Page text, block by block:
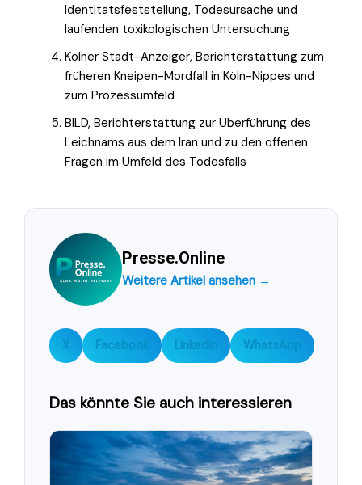
Identitätsfeststellung, Todesursache und
laufenden toxikologischen Untersuchung
Kölner Stadt-Anzeiger, Berichterstattung zum
früheren Kneipen-Mordfall in Köln-Nippes und
zum Prozessumfeld
BILD, Berichterstattung zur Überführung des
Leichnams aus dem Iran und zu den offenen
Fragen im Umfeld des Todesfalls
Presse.Online
Weitere Artikel ansehen →
X Facebook LinkedIn WhatsApp
Das könnte Sie auch interessieren